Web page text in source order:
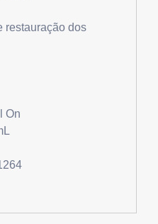
restauração dos
On